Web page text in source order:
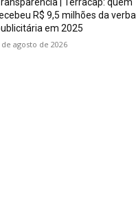
R$ 9,5 milhões da verba
em 2025
de agosto de 2026